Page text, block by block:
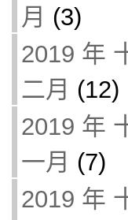
月 (3)
2019 年
二月 (12)
2019 年
一月 (7)
2019 年